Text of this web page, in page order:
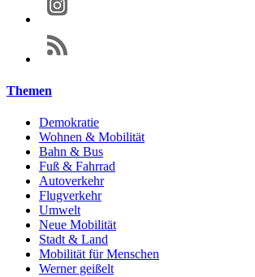
Themen
Demokratie
Wohnen & Mobilität
Bahn & Bus
Fuß & Fahrrad
Autoverkehr
Flugverkehr
Umwelt
Neue Mobilität
Stadt & Land
Mobilität für Menschen
Werner geißelt